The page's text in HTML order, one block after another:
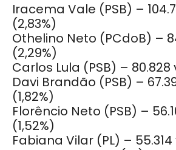
Iracema Vale (PSB) –
(2,83%)
Othelino Neto (PCdoB) –
(2,29%)
Carlos Lula (PSB) – 80.828
Davi Brandão (PSB) –
(1,82%)
Florêncio Neto (PSB) –
(1,52%)
Fabiana Vilar (PL) –